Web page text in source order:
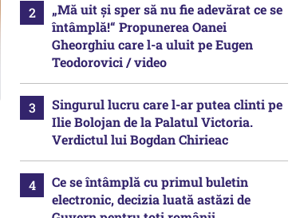
„Mă uit și sper să nu fie adevărat ce se
întâmplă!“ Propunerea Oanei
Gheorghiu care l-a uluit pe Eugen
Teodorovici / video
Singurul lucru care l-ar putea clinti pe
Ilie Bolojan de la Palatul Victoria.
Verdictul lui Bogdan Chirieac
Ce se întâmplă cu primul buletin
electronic, decizia luată astăzi de